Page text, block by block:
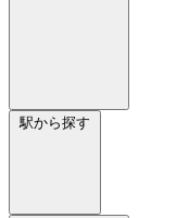
駅から探す